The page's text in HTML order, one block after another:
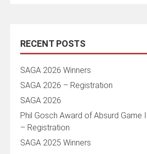
RECENT POSTS
SAGA 2026 Winners
SAGA 2026 – Registration
SAGA 2026
Phil Gosch Award of Absurd Game
– Registration
SAGA 2025 Winners